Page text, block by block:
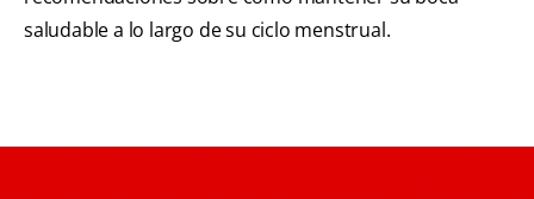
saludable a lo largo de su ciclo menstrual.